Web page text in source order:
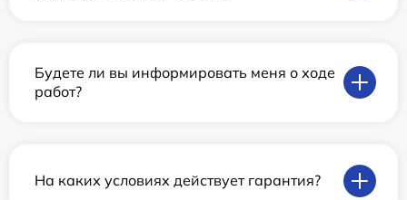
Будете ли вы информировать меня о ходе
работ?
На каких условиях действует гарантия?